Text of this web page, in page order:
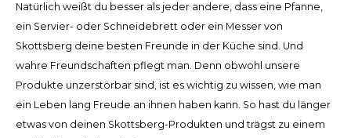
Cast Iron Cookware
Carbon Steel Cookware
Stainless Steel Cookware
Nederlands
Deutsch
English
EUR
USD
Natürlich weißt du besser als jeder andere, dass eine Pfanne,
ein Servier- oder Schneidebrett oder ein Messer von
Skottsberg deine besten Freunde in der Küche sind. Und
wahre Freundschaften pflegt man. Denn obwohl unsere
Produkte unzerstörbar sind, ist es wichtig zu wissen, wie man
ein Leben lang Freude an ihnen haben kann. So hast du länger
etwas von deinen Skottsberg-Produkten und trägst zu einem